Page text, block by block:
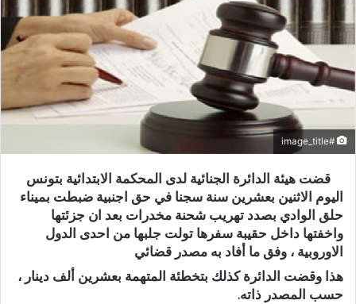
#image_title
قضت هيئة الدائرة الجنائية لدى المحكمة الابتدائية بتونس
اليوم الاثنين بعشرين سنة سجنا في حق اجنبية ضبطت بميناء
حلق الوادي بصدد تهريب شحنة مخدرات بعد ان جزئتها
واخفتها داخل حقيبة سفرها تولت جلبها من احدى الدول
الاوروبية ، وفق ما أفاد به مصدر قضائي
هذا وقضت الدائرة كذلك بتخطئة المتهمة بعشرين ألف دينار ،
حسب المصدر ذاته.